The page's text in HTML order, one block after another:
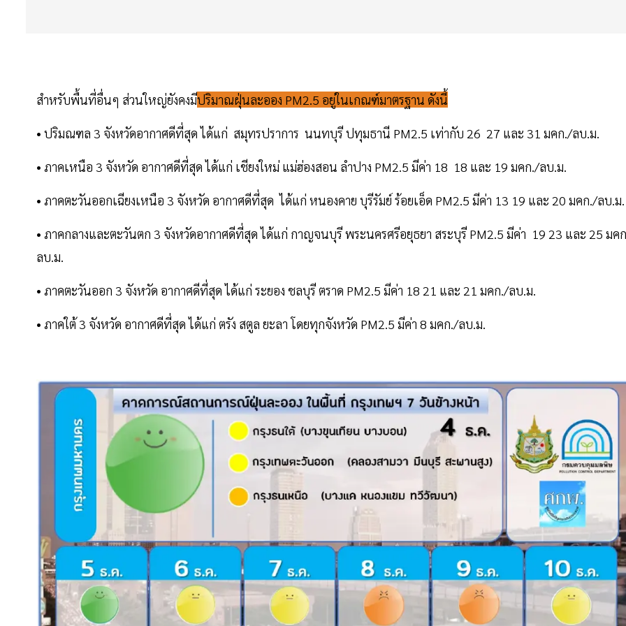
สำหรับพื้นที่อื่นๆ ส่วนใหญ่ยังคงมีปริมาณฝุ่นละออง PM2.5 อยู่ในเกณฑ์มาตรฐาน ดังนี้
• ปริมณฑล 3 จังหวัดอากาศดีที่สุด ได้แก่ สมุทรปราการ นนทบุรี ปทุมธานี PM2.5 เท่ากับ 26 27 และ 31 มคก./ลบ.ม.
• ภาคเหนือ 3 จังหวัด อากาศดีที่สุด ได้แก่ เชียงใหม่ แม่ฮ่องสอน ลำปาง PM2.5 มีค่า 18 18 และ 19 มคก./ลบ.ม.
• ภาคตะวันออกเฉียงเหนือ 3 จังหวัด อากาศดีที่สุด ได้แก่ หนองคาย บุรีรัมย์ ร้อยเอ็ด PM2.5 มีค่า 13 19 และ 20 มคก./ลบ.ม.
• ภาคกลางและตะวันตก 3 จังหวัดอากาศดีที่สุด ได้แก่ กาญจนบุรี พระนครศรีอยุธยา สระบุรี PM2.5 มีค่า 19 23 และ 25 มค
ลบ.ม.
• ภาคตะวันออก 3 จังหวัด อากาศดีที่สุด ได้แก่ ระยอง ชลบุรี ตราด PM2.5 มีค่า 18 21 และ 21 มคก./ลบ.ม.
• ภาคใต้ 3 จังหวัด อากาศดีที่สุด ได้แก่ ตรัง สตูล ยะลา โดยทุกจังหวัด PM2.5 มีค่า 8 มคก./ลบ.ม.